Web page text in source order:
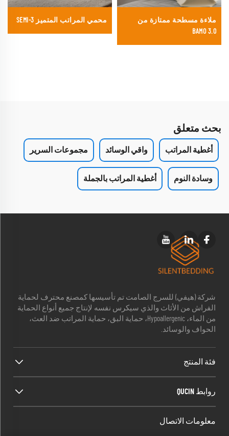
ملاءة مسطحة ممتازة من
BAMO 3.0
محمي المراتب المتميز SEMI-3
بحث متعلق
أغطية المراتب واقي الوسائد مجموعات السرير
وسادة النوم أغطية المراتب بالجملة
شركة (هيفي) للسرج الصامت تم تأسيسها كمصنع محترف لحماية
الفراش من الأثاث والذي سيكرس نفسه لإنتاج جميع أنواع الحماية
من الماء، Hypoallergenic، حماية البق، حماية المراتب ضد العث،
الحواف والوسائد.
فئة المنتج
روابط QUCIN
معلومات الاتصال